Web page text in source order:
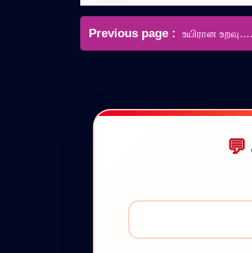
Post
navigation
Previous page
Older
உயிரான